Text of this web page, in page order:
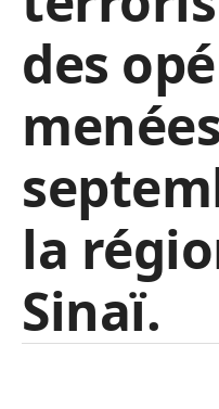
des
la
Sinaï.